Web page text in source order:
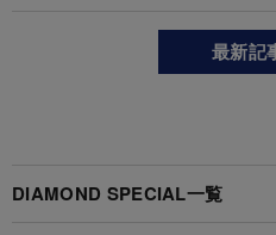
最新記
DIAMOND SPECIAL一覧